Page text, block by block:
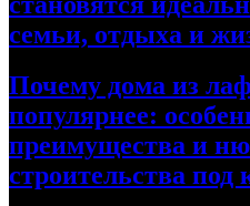
семьи, отдыха и
Почему дома из
популярнее:
преимущества и
строительства под